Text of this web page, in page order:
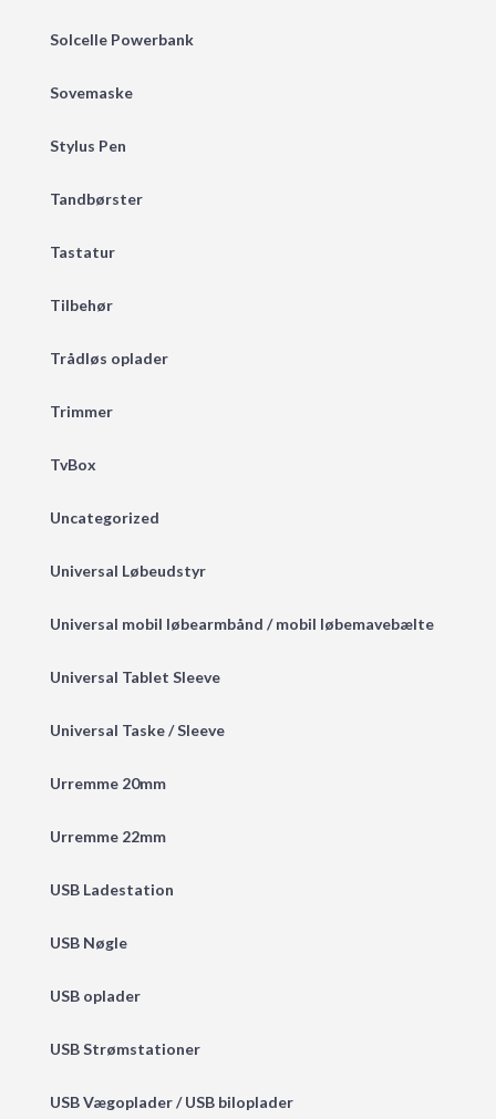
Solcelle Powerbank
Sovemaske
Stylus Pen
Tandbørster
Tastatur
Tilbehør
Trådløs oplader
Trimmer
TvBox
Uncategorized
Universal Løbeudstyr
Universal mobil løbearmbånd / mobil løbemavebælte
Universal Tablet Sleeve
Universal Taske / Sleeve
Urremme 20mm
Urremme 22mm
USB Ladestation
USB Nøgle
USB oplader
USB Strømstationer
USB Vægoplader / USB biloplader